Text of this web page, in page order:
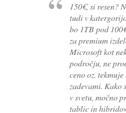
150€, si resen?
tudi v
bo 1TB pod
za premium
Microsoft kot
področju, ne
ceno oz.
zadevami. Kako
v svetu, močno
tablic in